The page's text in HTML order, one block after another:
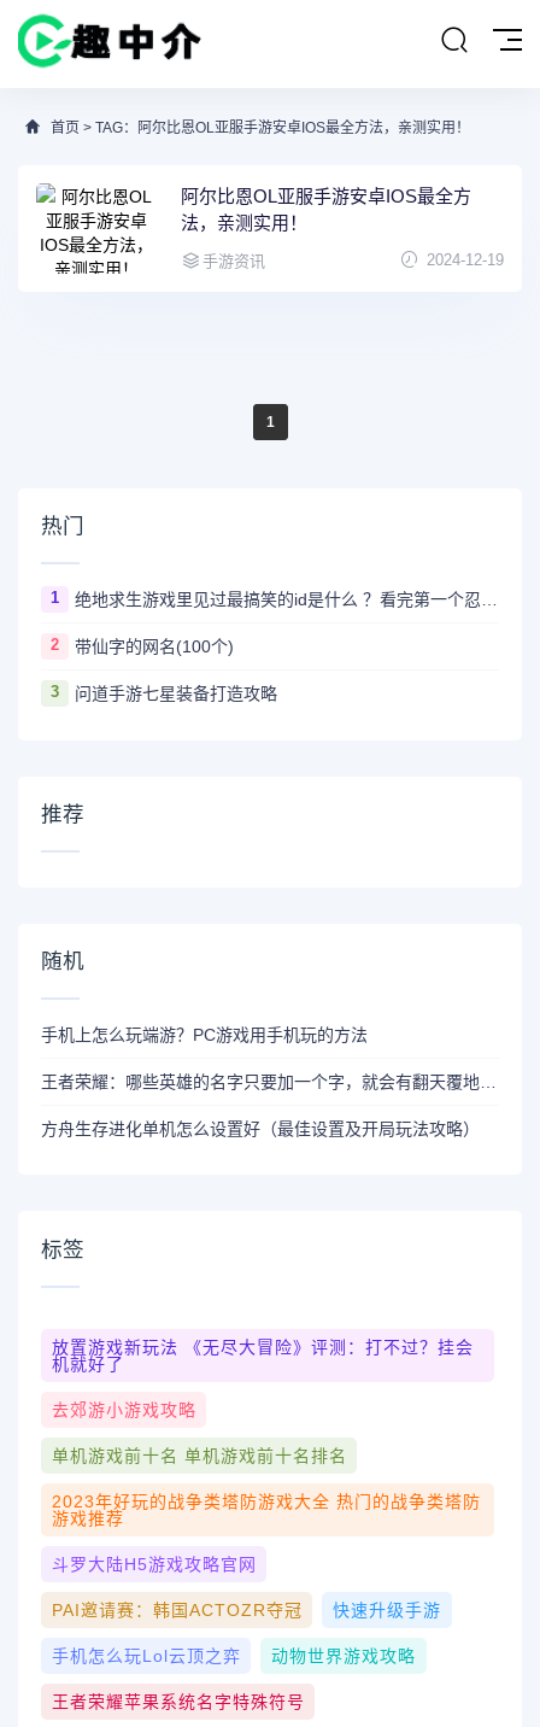
首页 > TAG：阿尔比恩OL亚服手游安卓IOS最全方法，亲测实用！
阿尔比恩OL亚服手游安卓IOS最全方
法，亲测实用！
手游资讯 2024-12-19
1
热门
1 绝地求生游戏里见过最搞笑的id是什么 ？看完第一个忍不住爆笑
2 带仙字的网名(100个)
3 问道手游七星装备打造攻略
推荐
随机
手机上怎么玩端游？PC游戏用手机玩的方法
方舟生存进化单机怎么设置好（最佳设置及开局玩法攻略）
标签
放置游戏新玩法 《无尽大冒险》评测：打不过？挂会
机就好了
去郊游小游戏攻略
单机游戏前十名 单机游戏前十名排名
2023年好玩的战争类塔防游戏大全 热门的战争类塔防
游戏推荐
斗罗大陆h5游戏攻略官网
PAI邀请赛：韩国ACTOZR夺冠 快速升级手游
手机怎么玩lol云顶之弈 动物世界游戏攻略
王者荣耀苹果系统名字特殊符号